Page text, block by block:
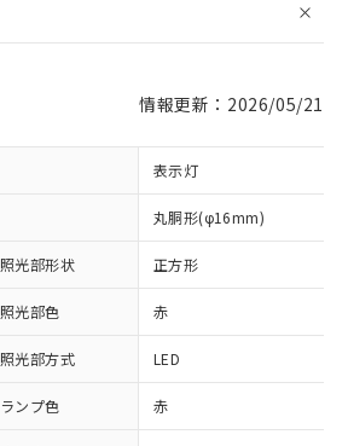
情報更新：2026/05/21
表示灯
丸胴形(φ16mm)
照光部形状 正方形
照光部色 赤
照光部方式 LED
ランプ色 赤